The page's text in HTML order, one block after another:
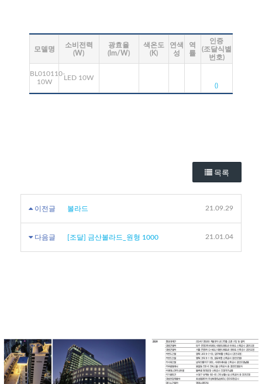
모델명
소비전력
(W)
광효율
(lm/W)
색온도
(K)
연색
성
역
률
인증
(조달식별
번호)
BL010110-
10W
LED 10W
()
목록
이전글 볼라드 21.09.29
다음글 [조달] 금산볼라드_원형 1000 21.01.04